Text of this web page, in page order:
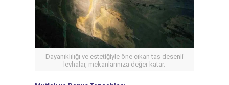
Dayanıklılığı ve estetiğiyle öne çıkan taş desenli
levhalar, mekanlarınıza değer katar.